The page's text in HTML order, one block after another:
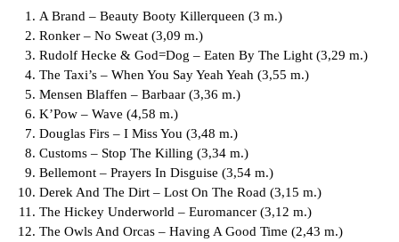
A Brand – Beauty Booty Killerqueen (3 m.)
Ronker – No Sweat (3,09 m.)
Rudolf Hecke & God=Dog – Eaten By The Light (3,29 m.)
The Taxi’s – When You Say Yeah Yeah (3,55 m.)
Mensen Blaffen – Barbaar (3,36 m.)
K’Pow – Wave (4,58 m.)
Douglas Firs – I Miss You (3,48 m.)
Customs – Stop The Killing (3,34 m.)
Bellemont – Prayers In Disguise (3,54 m.)
Derek And The Dirt – Lost On The Road (3,15 m.)
The Hickey Underworld – Euromancer (3,12 m.)
The Owls And Orcas – Having A Good Time (2,43 m.)